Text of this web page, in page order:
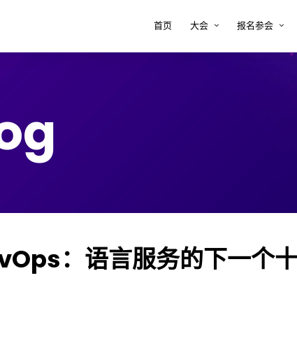
首页 大会 报名参会
注册 tcworld
：语言服务的下一个